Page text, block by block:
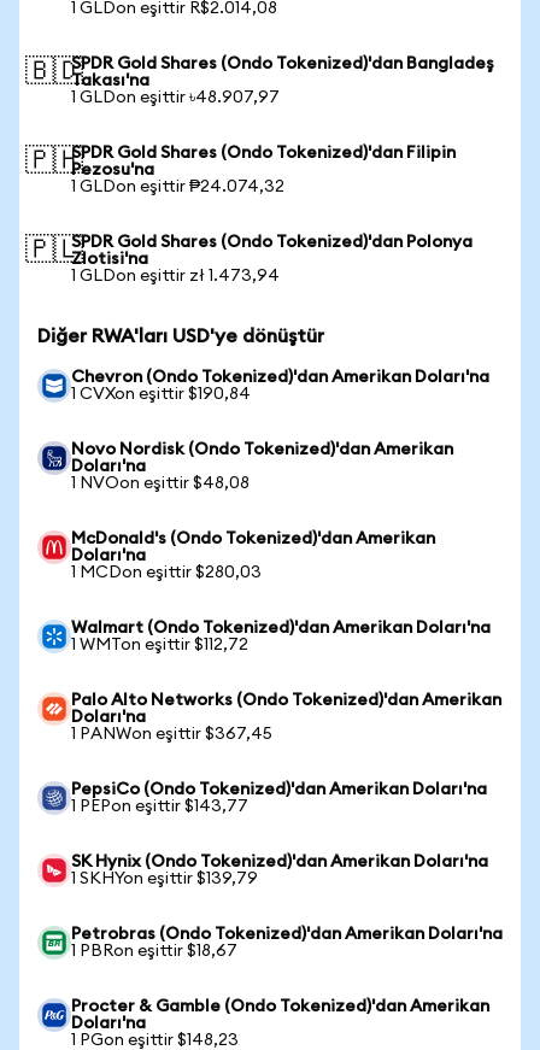
1 GLDon eşittir R$2.014,08
🇧🇩SPDR Gold Shares (Ondo Tokenized)'dan Bangladeş
Takası'na
1 GLDon eşittir ৳48.907,97
🇵🇭SPDR Gold Shares (Ondo Tokenized)'dan Filipin
Pezosu'na
1 GLDon eşittir ₱24.074,32
🇵🇱SPDR Gold Shares (Ondo Tokenized)'dan Polonya
Zlotisi'na
1 GLDon eşittir zł 1.473,94
Diğer RWA'ları USD'ye dönüştür
Chevron (Ondo Tokenized)'dan Amerikan Doları'na
1 CVXon eşittir $190,84
Novo Nordisk (Ondo Tokenized)'dan Amerikan
Doları'na
1 NVOon eşittir $48,08
McDonald's (Ondo Tokenized)'dan Amerikan
Doları'na
1 MCDon eşittir $280,03
Walmart (Ondo Tokenized)'dan Amerikan Doları'na
1 WMTon eşittir $112,72
Palo Alto Networks (Ondo Tokenized)'dan Amerikan
Doları'na
1 PANWon eşittir $367,45
PepsiCo (Ondo Tokenized)'dan Amerikan Doları'na
1 PEPon eşittir $143,77
SK Hynix (Ondo Tokenized)'dan Amerikan Doları'na
1 SKHYon eşittir $139,79
Petrobras (Ondo Tokenized)'dan Amerikan Doları'na
1 PBRon eşittir $18,67
Procter & Gamble (Ondo Tokenized)'dan Amerikan
Doları'na
1 PGon eşittir $148,23